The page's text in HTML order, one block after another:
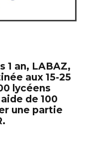
1 an, LABAZ,
aux 15-25
lycéens
de 100
une partie